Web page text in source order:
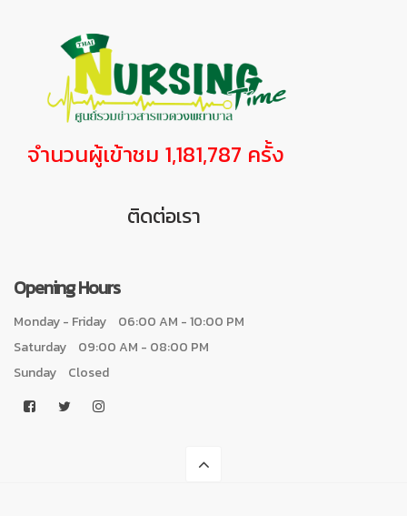
จำนวนผู้เข้าชม 1,181,787 ครั้ง
ติดต่อเรา
Opening Hours
Monday - Friday
06:00 AM - 10:00 PM
Saturday
09:00 AM - 08:00 PM
Sunday
Closed